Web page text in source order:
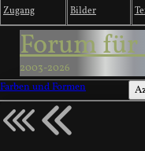
Zugang Bilder
Forum
2003-2026
Farben und Formen